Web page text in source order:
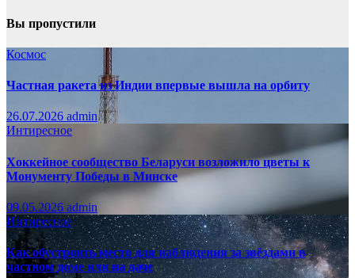
Вы пропустили
Космос
Частная ракета из Индии впервые вышла на орбиту
26.07.2026 admin
Интиресное
Хоккейное сообщество Беларуси возложило цветы к
Монументу Победы в Минске
09.05.2026 admin
Интиресное
Как обустроить место для наблюдения за звёздами в
частном доме или на даче